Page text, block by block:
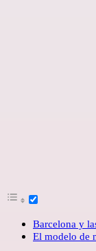
Barcelona y
El modelo de